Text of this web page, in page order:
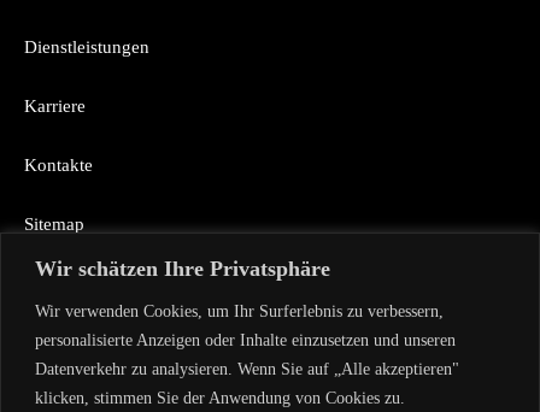
Wir schätzen Ihre Privatsphäre
Wir verwenden Cookies, um Ihr Surferlebnis zu verbessern,
personalisierte Anzeigen oder Inhalte einzusetzen und unseren
Datenverkehr zu analysieren. Wenn Sie auf „Alle akzeptieren"
klicken, stimmen Sie der Anwendung von Cookies zu.
Dienstleistungen
Karriere
Kontakte
Sitemap